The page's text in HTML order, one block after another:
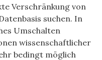
Verschränkung von
suchen. In
Umschalten
wissenschaftlicher
bedingt möglich